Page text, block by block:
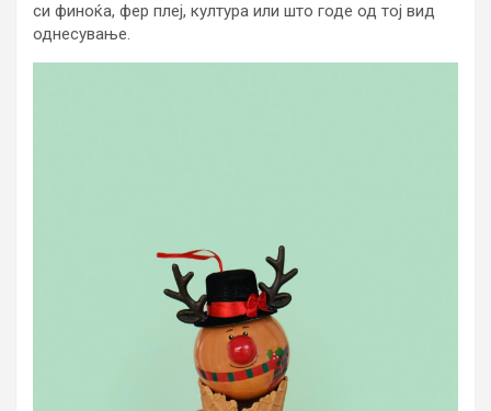
си финоќа, фер плеј, култура или што годе од тој вид
однесување.